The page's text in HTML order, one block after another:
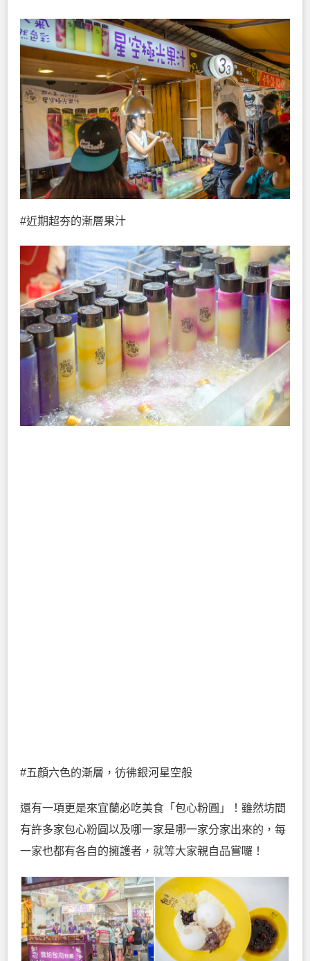
#近期超夯的漸層果汁
#五顏六色的漸層，彷彿銀河星空般
還有一項更是來宜蘭必吃美食「包心粉圓」！雖然坊間
有許多家包心粉圓以及哪一家是哪一家分家出來的，每
一家也都有各自的擁護者，就等大家親自品嘗囉！